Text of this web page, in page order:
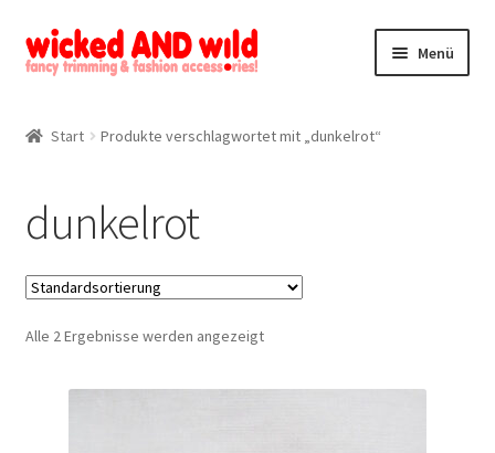
Zur
Navigation
Zum
Inhalt
Menü
Mein Konto
Kontakt
Start Produkte verschlagwortet mit „dunkelrot“
dunkelrot
Alle 2 Ergebnisse werden angezeigt